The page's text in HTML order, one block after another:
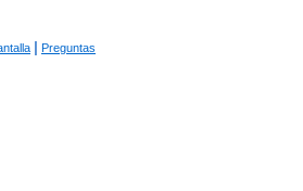
| Preguntas